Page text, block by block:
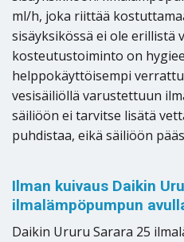
ml/h, joka riittää
sisäyksikössä ei ole erillistä
kosteutustoiminto on
helppokäyttöisempi
vesisäiliöllä varustettuun
säiliöön ei tarvitse lisätä
puhdistaa, eikä säiliöön
Ilman kuivaus Daikin
ilmalämpöpumpun
Daikin Ururu Sarara 25